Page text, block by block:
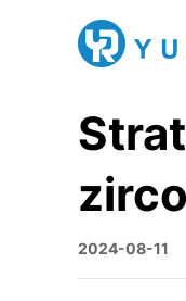
2024-08-11